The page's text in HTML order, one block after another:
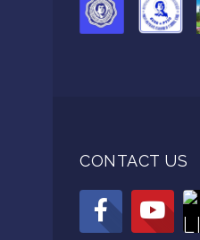
CONTACT US